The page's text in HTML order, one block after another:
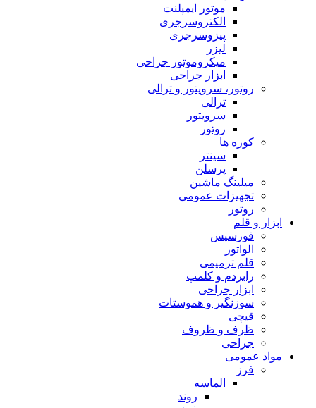
موتور ایمپلنت
الکتروسرجری
پیزوسرجری
لیزر
میکروموتور جراحی
ابزار جراحی
روتور، سرویتور و ترالی
ترالی
سرویتور
روتور
کوره ها
سینتر
پرسلن
میلینگ ماشین
تجهیزات عمومی
روتور
ابزار و قلم
فورسپس
الواتور
قلم ترمیمی
رابردم و کلمپ
ابزار جراحی
سوزنگیر و هموستات
قیچی
ظرف و ظروف
جراحی
مواد عمومی
فرز
الماسه
روند